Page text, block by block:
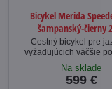
Bicykel Merida
šampanský-čierny
Cestný bicykel pre
vyžadujúcich väčšie
Na sklade
599 €